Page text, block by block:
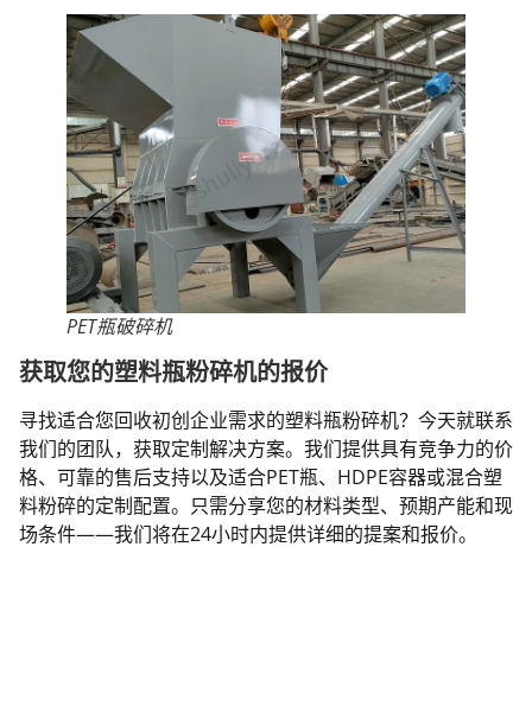
PET瓶破碎机
获取您的塑料瓶粉碎机的报价
寻找适合您回收初创企业需求的塑料瓶粉碎机？今天就联系
我们的团队，获取定制解决方案。我们提供具有竞争力的价
格、可靠的售后支持以及适合PET瓶、HDPE容器或混合塑
料粉碎的定制配置。只需分享您的材料类型、预期产能和现
场条件——我们将在24小时内提供详细的提案和报价。